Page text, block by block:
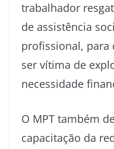
trabalhador
de assistência
profissional, para
ser vítima de
necessidade
O MPT também
capacitação da